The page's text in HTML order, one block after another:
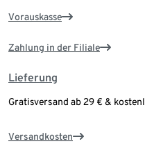
Vorauskasse
Zahlung in der Filiale
Lieferung
Gratisversand ab 29 € &
Versandkosten